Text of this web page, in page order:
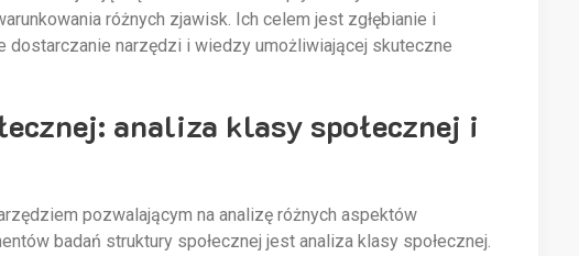
różnych zjawisk. Ich celem jest zgłębianie i
dostarczanie narzędzi i wiedzy umożliwiającej skuteczne
analiza klasy społecznej i
pozwalającym na analizę różnych aspektów
badań struktury społecznej jest analiza klasy społecznej.